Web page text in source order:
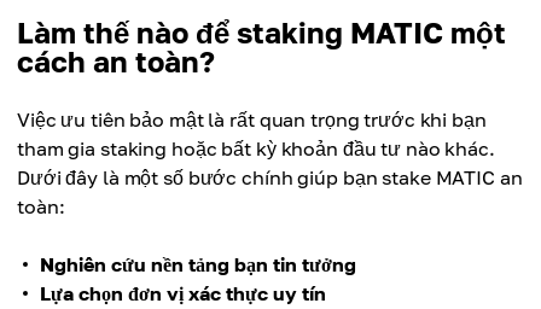
Làm thế nào để staking MATIC một
cách an toàn?
Việc ưu tiên bảo mật là rất quan trọng trước khi bạn
tham gia staking hoặc bất kỳ khoản đầu tư nào khác.
Dưới đây là một số bước chính giúp bạn stake MATIC an
toàn:
Nghiên cứu nền tảng bạn tin tưởng
Lựa chọn đơn vị xác thực uy tín